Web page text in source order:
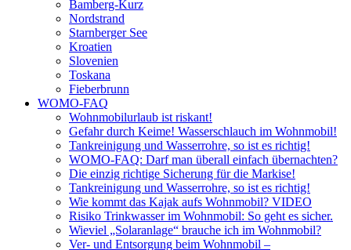
Bamberg-Kurz
Nordstrand
Starnberger See
Kroatien
Slovenien
Toskana
Fieberbrunn
WOMO-FAQ
Wohnmobilurlaub ist riskant!
Gefahr durch Keime! Wasserschlauch im Wohnmobil!
Tankreinigung und Wasserrohre, so ist es richtig!
WOMO-FAQ: Darf man überall einfach übernachten?
Die einzig richtige Sicherung für die Markise!
Tankreinigung und Wasserrohre, so ist es richtig!
Wie kommt das Kajak aufs Wohnmobil? VIDEO
Risiko Trinkwasser im Wohnmobil: So geht es sicher.
Wieviel „Solaranlage“ brauche ich im Wohnmobil?
Ver- und Entsorgung beim Wohnmobil –